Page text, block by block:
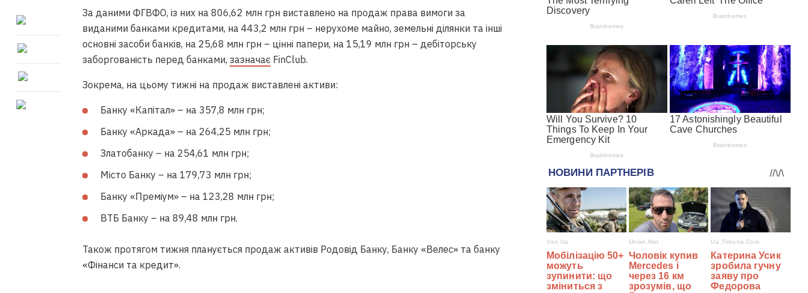
За даними ФГВФО, із них на 806,62 млн грн виставлено на продаж права вимоги за
виданими банками кредитами, на 443,2 млн грн – нерухоме майно, земельні ділянки та інші
основні засоби банків, на 25,68 млн грн – цінні папери, на 15,19 млн грн – дебіторську
заборгованість перед банками, зазначає FinClub.
Зокрема, на цьому тижні на продаж виставлені активи:
Банку «Капітал» – на 357,8 млн грн;
Банку «Аркада» – на 264,25 млн грн;
Златобанку – на 254,61 млн грн;
Місто Банку – на 179,73 млн грн;
Банку «Преміум» – на 123,28 млн грн;
ВТБ Банку – на 89,48 млн грн.
Також протягом тижня планується продаж активів Родовід Банку, Банку «Велес» та банку
«Фінанси та кредит».